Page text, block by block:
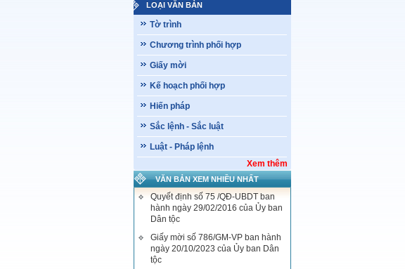
LOẠI VĂN BẢN
Tờ trình
Chương trình phối hợp
Giấy mời
Kế hoạch phối hợp
Hiến pháp
Sắc lệnh - Sắc luật
Luật - Pháp lệnh
Xem thêm
VĂN BẢN XEM NHIỀU NHẤT
Quyết định số 75 /QĐ-UBDT ban
hành ngày 29/02/2016 của Ủy ban
Dân tộc
Giấy mời số 786/GM-VP ban hành
ngày 20/10/2023 của Ủy ban Dân
tộc